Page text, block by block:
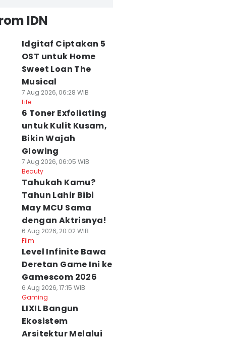
IDN
Idgitaf Ciptakan 5
OST untuk Home
Sweet Loan The
Musical
7 Aug 2026, 06:28 WIB
Life
6 Toner Exfoliating
untuk Kulit Kusam,
Bikin Wajah
Glowing
7 Aug 2026, 06:05 WIB
Beauty
Tahukah Kamu?
Tahun Lahir Bibi
May MCU Sama
dengan Aktrisnya!
6 Aug 2026, 20:02 WIB
Film
Level Infinite Bawa
Deretan Game Ini ke
Gamescom 2026
6 Aug 2026, 17:15 WIB
Gaming
LIXIL Bangun
Ekosistem
Arsitektur Melalui